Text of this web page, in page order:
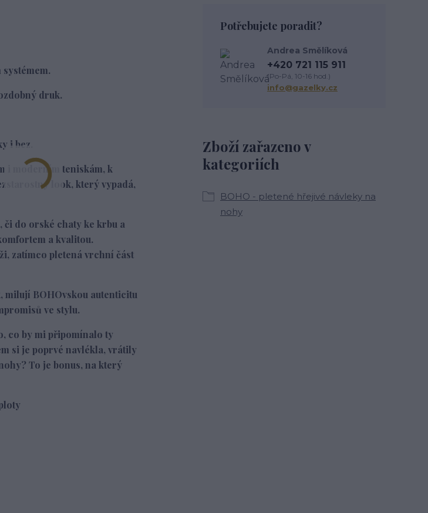
druk.
i bez.
i moderním teniskám, k
look, který vypadá,
či do orské chaty ke krbu a
a kvalitou.
zatímco pletená vrchní část
milují BOHOvskou autenticitu
ve stylu.
co by mi připomínalo ty
si je poprvé navlékla, vrátily
To je bonus, na který
Zboží zařazeno v
kategoriích
BOHO - pletené hřejivé návleky na
nohy
Potřebujete poradit?
Andrea Smělíková
+420 721 115 911
(Po-Pá, 10-16 hod.)
info@gazelky.cz